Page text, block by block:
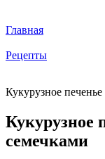
Главная
Рецепты
Кукурузное
Кукурузное
семечками